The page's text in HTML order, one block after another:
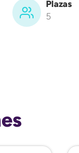
Plazas
5